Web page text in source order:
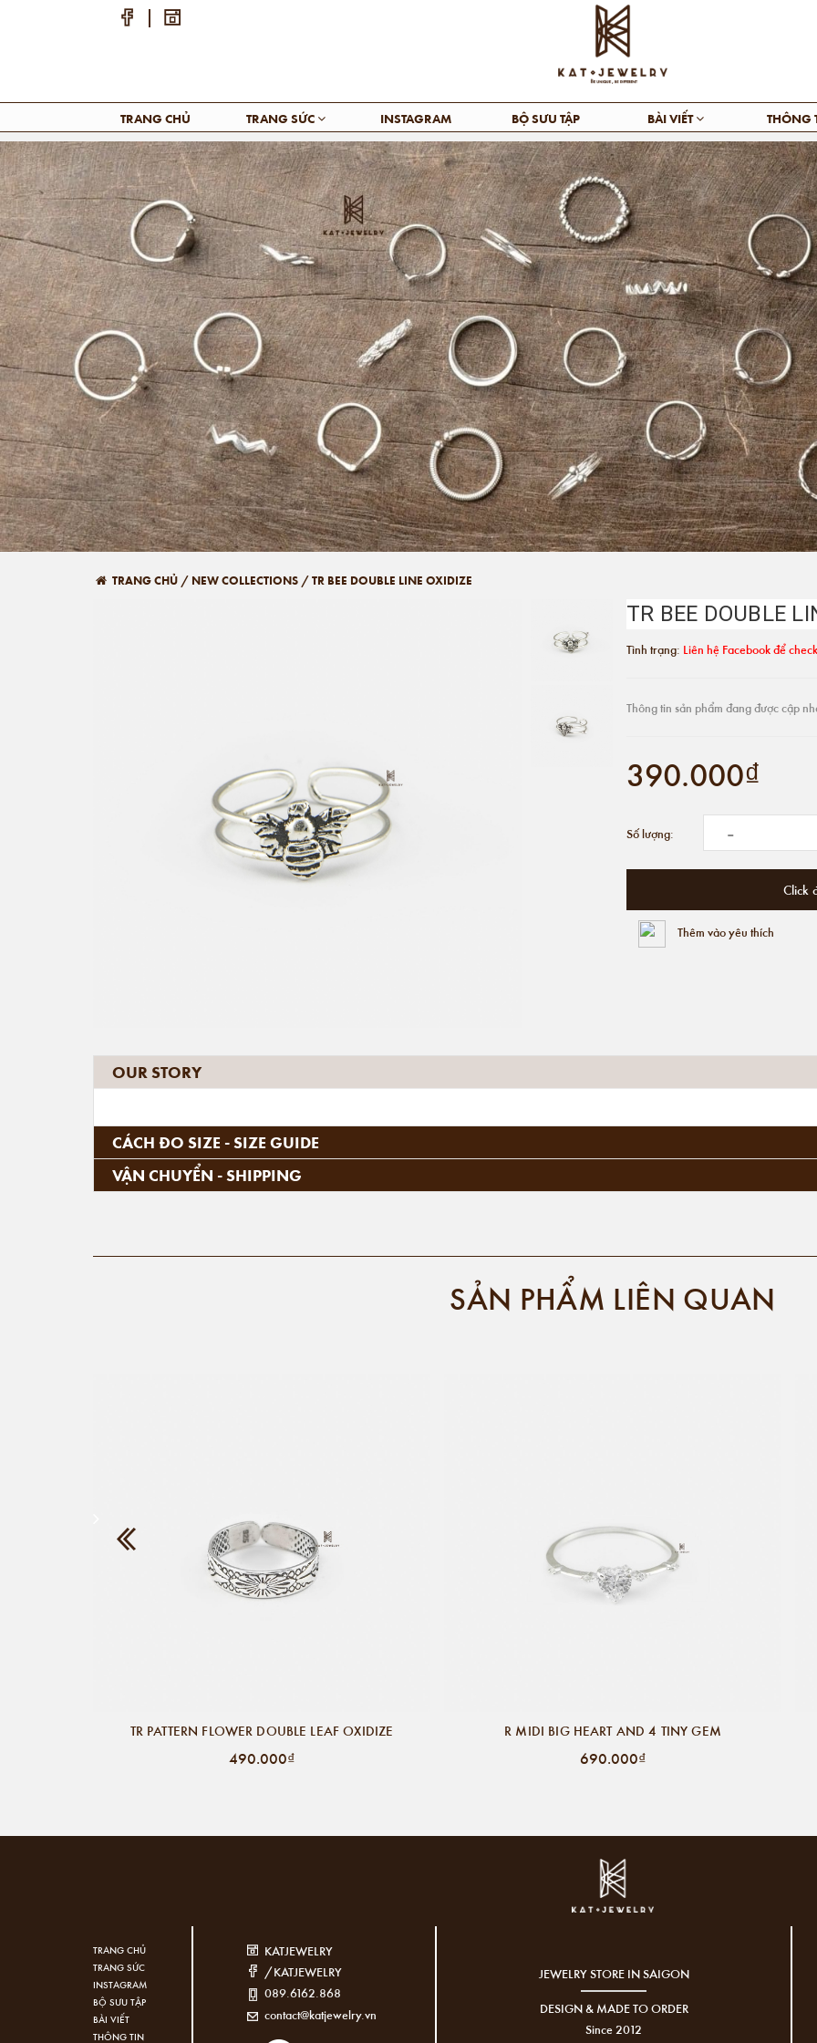
TRANG CHỦ TRANG SỨC INSTAGRAM BỘ SƯU TẬP BÀI VIẾT THÔNG
TRANG CHỦ / NEW COLLECTIONS /TR BEE DOUBLE LINE OXIDIZE
TR BEE DOUBLE
Tình trạng: Liên hệ Facebook để
Thông tin sản phẩm đang được cập
390.000₫
Số lượng: -
Click
Thêm vào yêu thích
OUR STORY
CÁCH ĐO SIZE - SIZE GUIDE
VẬN CHUYỂN - SHIPPING
SẢN PHẨM LIÊN QUAN
TR PATTERN FLOWER DOUBLE LEAF OXIDIZE
490.000₫
R MIDI BIG HEART AND 4 TINY GEM
690.000₫
TRANG CHỦ
TRANG SỨC
INSTAGRAM
BỘ SƯU TẬP
BÀI VIẾT
THÔNG TIN
KATJEWELRY
/KATJEWELRY
089.6162.868
contact@katjewelry.vn
JEWELRY STORE IN SAIGON
DESIGN & MADE TO ORDER
Since 2012